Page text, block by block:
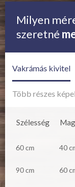
Milyen
szeretné
Vakrámás kivitel
Több részes
Szélesség
60 cm 40
90 cm 60